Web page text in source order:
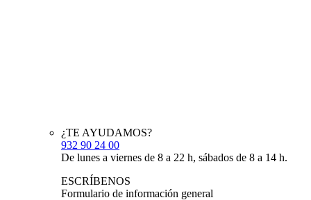
¿TE AYUDAMOS?
932 90 24 00
De lunes a viernes de 8 a 22 h, sábados de 8 a 14 h.
ESCRÍBENOS
Formulario de información general